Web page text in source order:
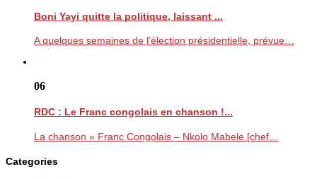
Boni Yayi quitte la politique, laissant ...
A quelques semaines de l’élection présidentielle, prévue…
06
RDC : Le Franc congolais en chanson !...
La chanson « Franc Congolais – Nkolo Mabele [chef…
Categories